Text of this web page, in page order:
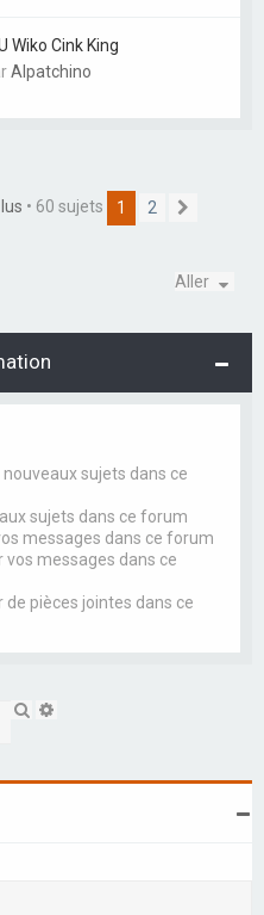
Wiko Cink King
Alpatchino
• 60 sujets 1 2
a
Aller
nouveaux sujets dans ce
sujets dans ce forum
messages dans ce forum
vos messages dans ce
pièces jointes dans ce
R
e
e